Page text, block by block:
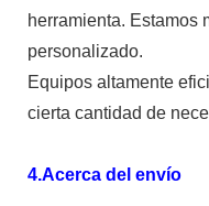
herramienta. Estamos
personalizado.
Equipos altamente
cierta cantidad de
4.Acerca del envío